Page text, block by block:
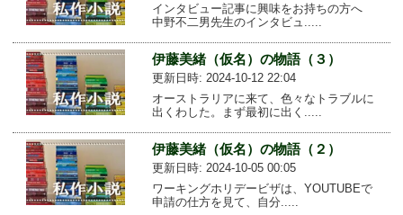
インタビュー記事に興味をお持ちの方へ
中野不二男先生のインタビュ.....
伊藤美緒（仮名）の物語（３）
更新日時: 2024-10-12 22:04
オーストラリアに来て、色々なトラブルに
出くわした。まず最初に出く.....
伊藤美緒（仮名）の物語（２）
更新日時: 2024-10-05 00:05
ワーキングホリデービザは、YOUTUBEで
申請の仕方を見て、自分.....